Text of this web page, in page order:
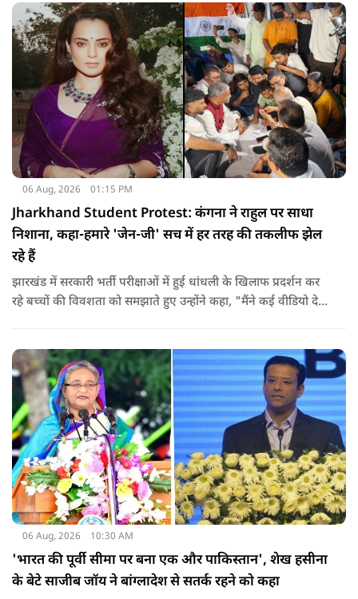
06 Aug, 2026 01:15 PM
Jharkhand Student Protest: कंगना ने राहुल पर साधा
निशाना, कहा-हमारे 'जेन-जी' सच में हर तरह की तकलीफ झेल
रहे हैं
झारखंड में सरकारी भर्ती परीक्षाओं में हुई धांधली के खिलाफ प्रदर्शन कर
रहे बच्चों की विवशता को समझाते हुए उन्होंने कहा, "मैंने कई वीडियो देखे
यहां तक गंभीर हैं कि बच्चों के पास ऑनलाइन फूड नहीं जा पा रहा है. ऐसी
स्थिति में राहुल गांधी वहां नहीं पहुंच रहे हैं.
06 Aug, 2026 10:30 AM
'भारत की पूर्वी सीमा पर बना एक और पाकिस्तान', शेख हसीना
के बेटे साजीब जॉय ने बांग्लादेश से सतर्क रहने को कहा